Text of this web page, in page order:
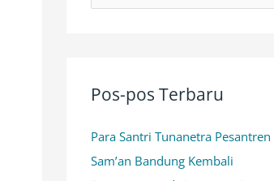
u
t
u
Pos-pos Terbaru
Para Santri Tunanetra Pesantren
Sam’an Bandung Kembali